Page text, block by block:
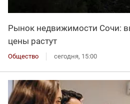
Рынок недвижимости Сочи:
цены растут
Общество сегодня, 15:00